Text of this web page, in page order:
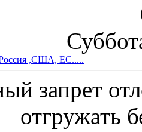
,США, ЕС.....
запрет
отгружать